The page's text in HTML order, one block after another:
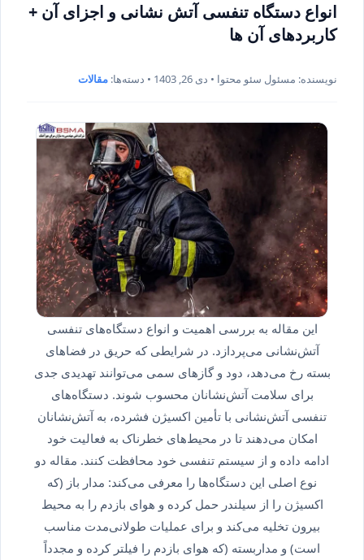
انواع دستگاه تنفسی آتش نشانی و اجزای آن +
کاربردهای آن ها
نویسنده: مسئول سئو محتوا • دی 26, 1403 • دسته‌ها: مقالات
این مقاله به بررسی اهمیت و انواع دستگاه‌های تنفسی
آتش‌نشانی می‌پردازد. در شرایطی که حریق در فضاهای
بسته رخ می‌دهد، دود و گازهای سمی می‌توانند تهدیدی جدی
برای سلامت آتش‌نشانان محسوب شوند. دستگاه‌های
تنفسی آتش‌نشانی با تأمین اکسیژن فشرده، به آتش‌نشانان
امکان می‌دهند تا در محیط‌های خطرناک به فعالیت خود
ادامه داده و از سیستم تنفسی خود محافظت کنند. مقاله دو
نوع اصلی این دستگاه‌ها را معرفی می‌کند: مدار باز (که
اکسیژن را از سیلندر حمل کرده و هوای بازدم را به محیط
بیرون تخلیه می‌کند و برای عملیات طولانی‌مدت مناسب
است) و مداربسته (که هوای بازدم را فیلتر کرده و مجدداً